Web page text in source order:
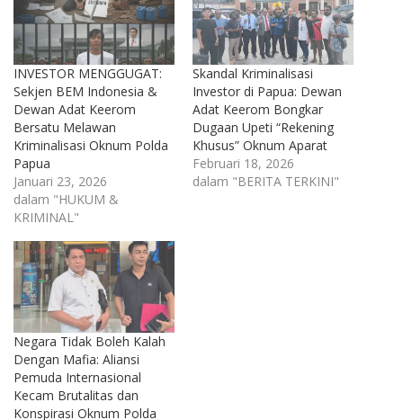
INVESTOR MENGGUGAT:
Sekjen BEM Indonesia &
Dewan Adat Keerom
Bersatu Melawan
Kriminalisasi Oknum Polda
Papua
Januari 23, 2026
dalam "HUKUM &
KRIMINAL"
Skandal Kriminalisasi
Investor di Papua: Dewan
Adat Keerom Bongkar
Dugaan Upeti “Rekening
Khusus” Oknum Aparat
Februari 18, 2026
dalam "BERITA TERKINI"
Negara Tidak Boleh Kalah
Dengan Mafia: Aliansi
Pemuda Internasional
Kecam Brutalitas dan
Konspirasi Oknum Polda